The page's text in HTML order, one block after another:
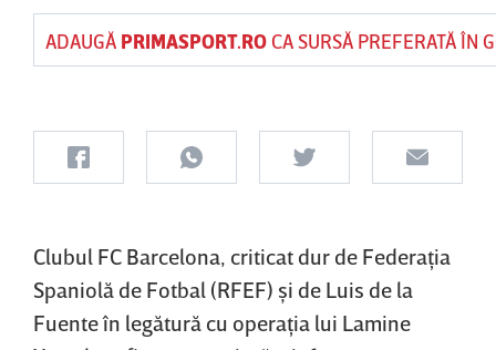
ADAUGĂ PRIMASPORT.ROCA SURSĂ PREFERATĂ ÎN
Clubul FC Barcelona, criticat dur de Federaţia
Spaniolă de Fotbal (RFEF) şi de Luis de la
Fuente în legătură cu operaţia lui Lamine